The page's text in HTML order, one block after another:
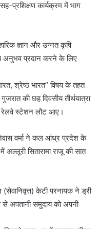
प्रशिक्षण कार्यक्रम में भाग
ज्ञान और उन्नत कृषि
अनुभव प्रदान करने के लिए
श्रेष्ठ भारत” विषय के तहत
की छह दिवसीय तीर्थयात्रा
रेलवे स्टेशन लौट आए।
वर्मा ने कल आंध्र प्रदेश के
सितारामा राजू की सात
केटी परनायक ने ड्री
अपतानी समुदाय को अपनी